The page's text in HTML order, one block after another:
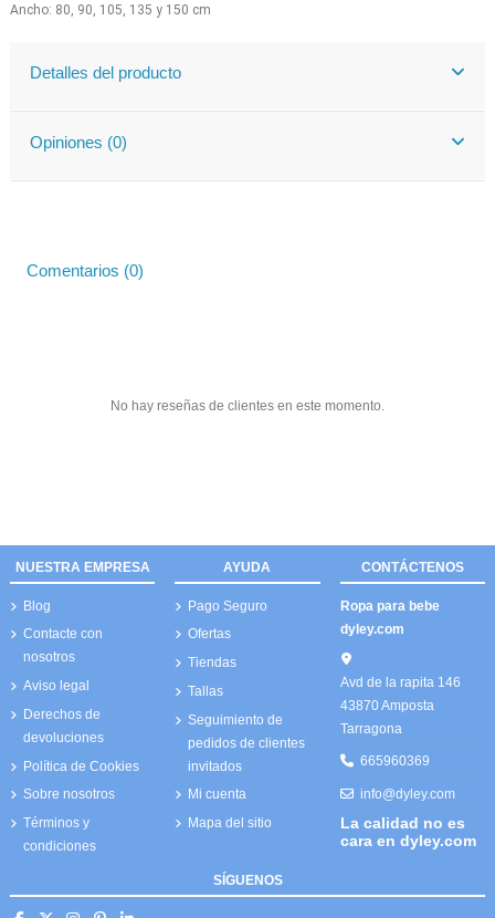
Ancho: 80, 90, 105, 135 y 150 cm
Detalles del producto
Opiniones (0)
Comentarios (0)
No hay reseñas de clientes en este momento.
NUESTRA EMPRESA
Blog
Contacte con
nosotros
Aviso legal
Derechos de
devoluciones
Política de Cookies
Sobre nosotros
Términos y
condiciones
AYUDA
Pago Seguro
Ofertas
Tiendas
Tallas
Seguimiento de
pedidos de clientes
invitados
Mi cuenta
Mapa del sitio
CONTÁCTENOS
Ropa para bebe
dyley.com
Avd de la rapita 146
43870 Amposta
Tarragona
665960369
info@dyley.com
La calidad no es
cara en dyley.com
SÍGUENOS